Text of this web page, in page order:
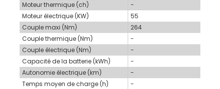
Moteur thermique (ch)
-
Moteur électrique (KW)
55
Couple maxi (Nm)
264
Couple thermique (Nm)
-
Couple électrique (Nm)
-
Capacité de la batterie (kWh)
-
Autonomie électrique (km)
-
Temps moyen de charge (h)
-